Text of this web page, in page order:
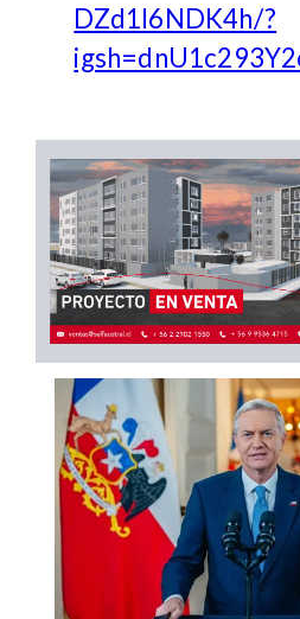
DZd1l6NDK4h/?